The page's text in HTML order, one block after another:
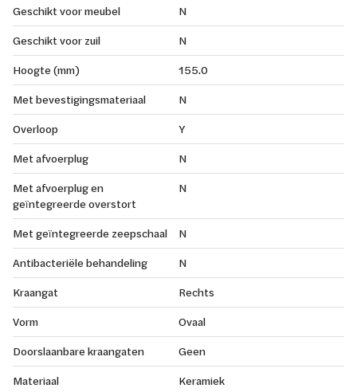
Geschikt voor meubel
N
Geschikt voor zuil
N
Hoogte (mm)
155.0
Met bevestigingsmateriaal
N
Overloop
Y
Met afvoerplug
N
Met afvoerplug en
geïntegreerde overstort
N
Met geïntegreerde zeepschaal
N
Antibacteriële behandeling
N
Kraangat
Rechts
Vorm
Ovaal
Doorslaanbare kraangaten
Geen
Materiaal
Keramiek